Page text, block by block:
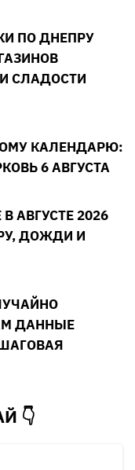
ПО ДНЕПРУ
СЛАДОСТИ
КАЛЕНДАРЮ:
6 АВГУСТА
АВГУСТЕ 2026
ДОЖДИ И
ДАННЫЕ
👇